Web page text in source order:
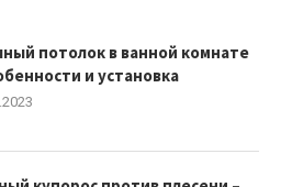
потолок в ванной комнате
и установка